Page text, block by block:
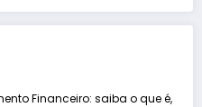
Financeiro: saiba o que é,